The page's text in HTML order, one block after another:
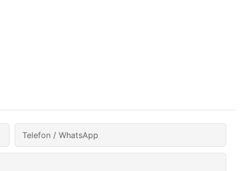
Telefon / WhatsApp